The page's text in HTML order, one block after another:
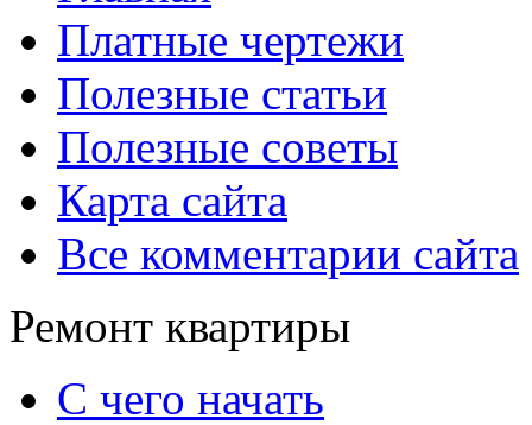
Платные чертежи
Полезные статьи
Полезные советы
Карта сайта
Все комментарии сайта
Ремонт квартиры
С чего начать